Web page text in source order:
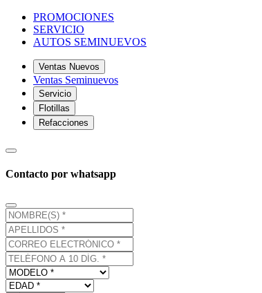
PROMOCIONES
SERVICIO
AUTOS SEMINUEVOS
Ventas Nuevos
Ventas Seminuevos
Servicio
Flotillas
Refacciones
Contacto por whatsapp